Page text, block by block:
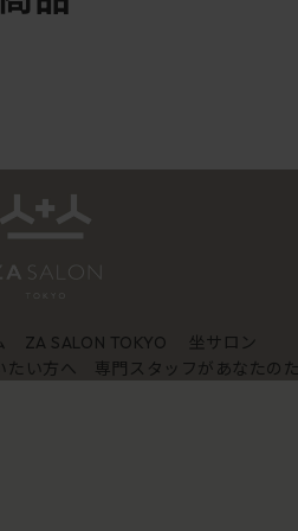
ZA SALON TOKYO
坐サロン
たい方へ 専門スタッフがあなたの